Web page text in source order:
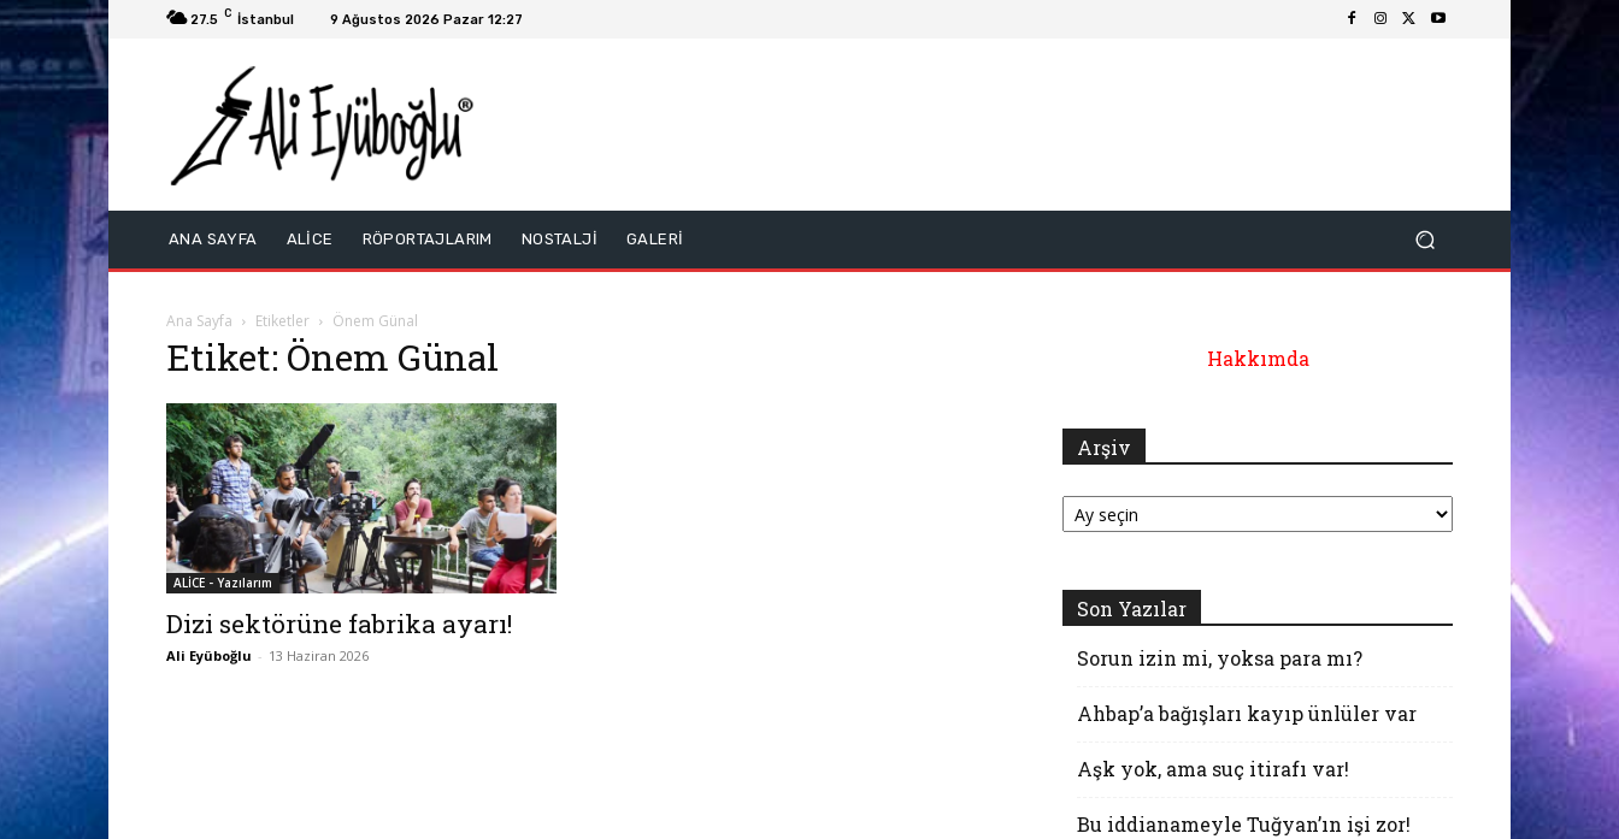
27.5 C İstanbul 9 Ağustos 2026 Pazar 12:27
ANA SAYFA ALİCE RÖPORTAJLARIM NOSTALJİ GALERİ
Ana Sayfa Etiketler Önem Günal
Etiket: Önem Günal
ALİCE - Yazılarım
Dizi sektörüne fabrika ayarı!
Ali Eyüboğlu - 13 Haziran 2026
Hakkımda
Arşiv
Arşiv
Son Yazılar
Sorun izin mi, yoksa para mı?
Ahbap’a bağışları kayıp ünlüler var
Aşk yok, ama suç itirafı var!
Bu iddianameyle Tuğyan’ın işi zor!